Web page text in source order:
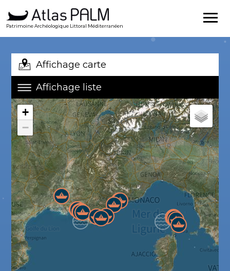
Patrimoine Archéologique Littoral Méditerranéen
Affichage carte
Affichage liste
+
−